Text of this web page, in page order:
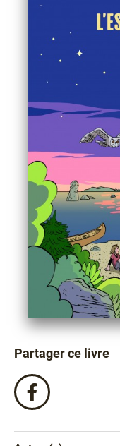
Partager ce livre
Partagez
ce